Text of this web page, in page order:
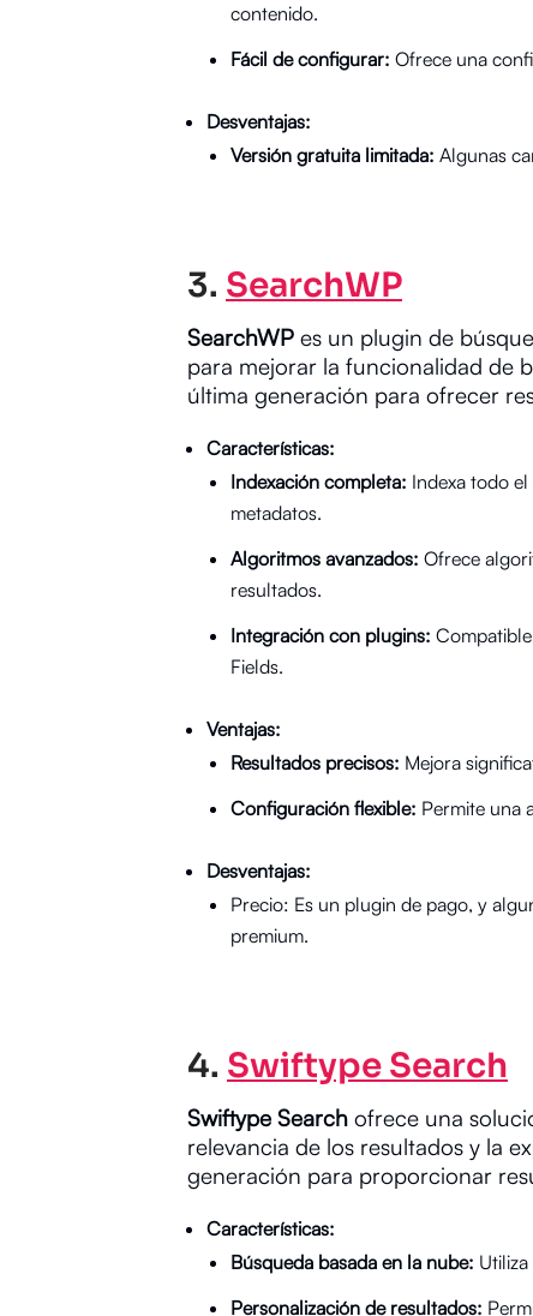
contenido.
Fácil de configurar: Ofrece una
Desventajas:
Versión gratuita limitada: Algunas
3. SearchWP
SearchWP es un plugin de
para mejorar la funcionalidad de
última generación para ofrecer
Características:
Indexación completa: Indexa todo
metadatos.
Algoritmos avanzados: Ofrece
resultados.
Integración con plugins:
Fields.
Ventajas:
Resultados precisos: Mejora
Configuración flexible: Permite una
Desventajas:
Precio: Es un plugin de pago, y
premium.
4. Swiftype Search
Swiftype Search ofrece una
relevancia de los resultados y la
generación para proporcionar
Características:
Búsqueda basada en la nube:
Personalización de resultados: